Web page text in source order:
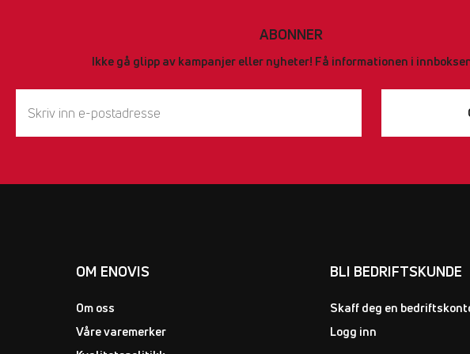
ABONNER
Ikke gå glipp av kampanjer eller nyheter! Få informationen i
OM ENOVIS
Om oss
Våre varemerker
BLI BEDRIFTSKUNDE
Skaff deg en
Logg inn